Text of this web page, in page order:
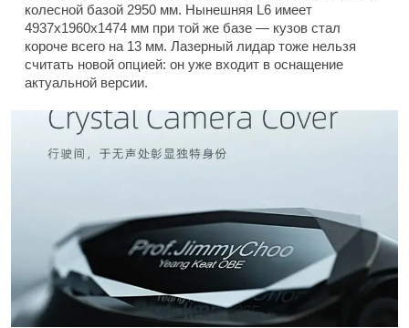
колесной базой 2950 мм. Нынешняя L6 имеет
4937x1960x1474 мм при той же базе — кузов стал
короче всего на 13 мм. Лазерный лидар тоже нельзя
считать новой опцией: он уже входит в оснащение
актуальной версии.